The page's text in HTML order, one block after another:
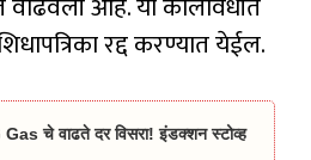
रद्द करण्यात येईल.
चे वाढते दर विसरा! इंडक्शन स्टोव्ह